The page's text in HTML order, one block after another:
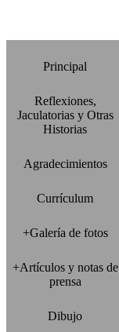
Principal
Reflexiones,
Jaculatorias y Otras
Historias
Agradecimientos
Currículum
+Galería de fotos
+Artículos y notas de
prensa
Dibujo